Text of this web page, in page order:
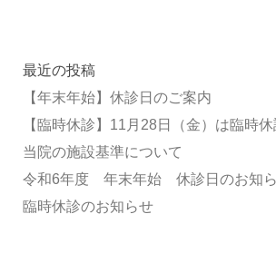
最近の投稿
【年末年始】休診日のご案内
【臨時休診】11月28日（金）は臨時
当院の施設基準について
令和6年度 年末年始 休診日のお知
臨時休診のお知らせ